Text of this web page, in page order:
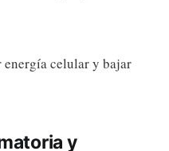
celular y bajar
y